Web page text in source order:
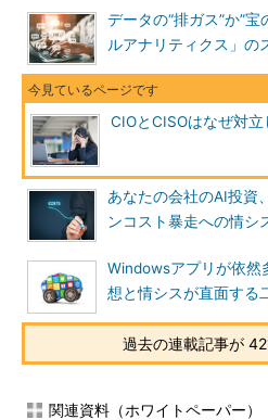
データの“排ガス”か”
ルアナリティクス」の
CIOとCISOはなぜ対
あなたの会社のAI投
ンコスト暴走への情シ
Windowsアプリが依
想と情シスが直面する
過去の連載記事が
関連資料（ホワイトペーパー）